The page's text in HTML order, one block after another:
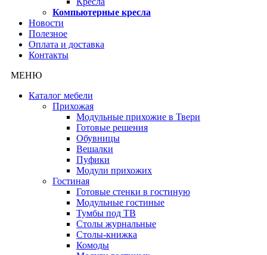
Компьютерные кресла
Новости
Полезное
Оплата и доставка
Контакты
МЕНЮ
Каталог мебели
Прихожая
Модульные прихожие в Твери
Готовые решения
Обувницы
Вешалки
Пуфики
Модули прихожих
Гостиная
Готовые стенки в гостиную
Модульные гостиные
Тумбы под ТВ
Столы журнальные
Столы-книжка
Комоды